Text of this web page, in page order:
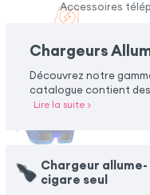
Accessoires
Chargeurs
Découvrez notre
catalogue contient
Lire la suite>
Chargeur allume-
cigare seul